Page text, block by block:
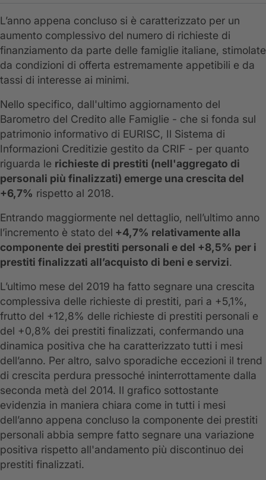
L’anno appena concluso si è caratterizzato per un
aumento complessivo del numero di richieste di
finanziamento da parte delle famiglie italiane, stimolate
da condizioni di offerta estremamente appetibili e da
tassi di interesse ai minimi.
Nello specifico, dall'ultimo aggiornamento del
Barometro del Credito alle Famiglie - che si fonda sul
patrimonio informativo di EURISC, Il Sistema di
Informazioni Creditizie gestito da CRIF - per quanto
riguarda le richieste di prestiti (nell'aggregato di
personali più finalizzati) emerge una crescita del
+6,7% rispetto al 2018.
Entrando maggiormente nel dettaglio, nell’ultimo anno
l’incremento è stato del +4,7% relativamente alla
componente dei prestiti personali e del +8,5% per i
prestiti finalizzati all’acquisto di beni e servizi.
L’ultimo mese del 2019 ha fatto segnare una crescita
complessiva delle richieste di prestiti, pari a +5,1%,
frutto del +12,8% delle richieste di prestiti personali e
del +0,8% dei prestiti finalizzati, confermando una
dinamica positiva che ha caratterizzato tutti i mesi
dell’anno. Per altro, salvo sporadiche eccezioni il trend
di crescita perdura pressoché ininterrottamente dalla
seconda metà del 2014. Il grafico sottostante
evidenzia in maniera chiara come in tutti i mesi
dell’anno appena concluso la componente dei prestiti
personali abbia sempre fatto segnare una variazione
positiva rispetto all'andamento più discontinuo dei
prestiti finalizzati.